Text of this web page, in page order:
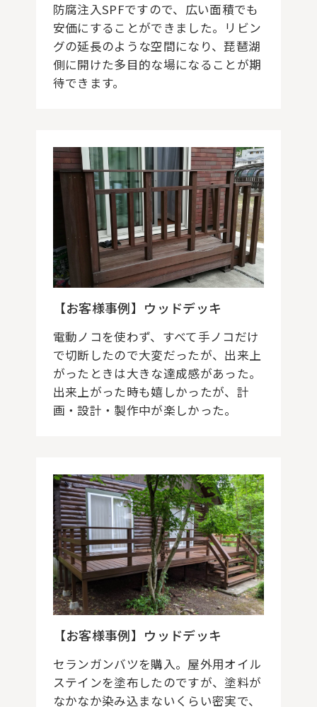
防腐注入SPFですので、広い面積でも
安価にすることができました。リビン
グの延長のような空間になり、琵琶湖
側に開けた多目的な場になることが期
待できます。
【お客様事例】ウッドデッキ
電動ノコを使わず、すべて手ノコだけ
で切断したので大変だったが、出来上
がったときは大きな達成感があった。
出来上がった時も嬉しかったが、計
画・設計・製作中が楽しかった。
【お客様事例】ウッドデッキ
セランガンバツを購入。屋外用オイル
ステインを塗布したのですが、塗料が
なかなか染み込まないくらい密実で、